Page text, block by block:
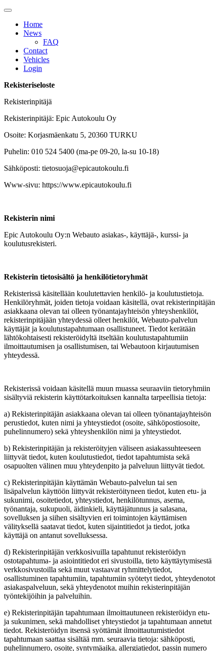
Home
News
FAQ
Contact
Vehicles
Login
Rekisteriseloste
Rekisterinpitäjä
Rekisterinpitäjä: Epic Autokoulu Oy
Osoite: Korjasmäenkatu 5, 20360 TURKU
Puhelin: 010 524 5400 (ma-pe 09-20, la-su 10-18)
Sähköposti: tietosuoja@epicautokoulu.fi
Www-sivu: https://www.epicautokoulu.fi
Rekisterin nimi
Epic Autokoulu Oy:n Webauto asiakas-, käyttäjä-, kurssi- ja
koulutusrekisteri.
Rekisterin tietosisältö ja henkilötietoryhmät
Rekisterissä käsitellään koulutettavien henkilö- ja koulutustietoja.
Henkilöryhmät, joiden tietoja voidaan käsitellä, ovat rekisterinpitäjän
asiakkaana olevan tai olleen työnantajayhteisön yhteyshenkilöt,
rekisterinpitäjään yhteydessä olleet henkilöt, Webauto-palvelun
käyttäjät ja koulutustapahtumaan osallistuneet. Tiedot kerätään
lähtökohtaisesti rekisteröidyltä itseltään koulutustapahtumiin
ilmoittautumisen ja osallistumisen, tai Webautoon kirjautumisen
yhteydessä.
Rekisterissä voidaan käsitellä muun muassa seuraaviin tietoryhmiin
sisältyviä rekisterin käyttötarkoituksen kannalta tarpeellisia tietoja:
a) Rekisterinpitäjän asiakkaana olevan tai olleen työnantajayhteisön
perustiedot, kuten nimi ja yhteystiedot (osoite, sähköpostiosoite,
puhelinnumero) sekä yhteyshenkilön nimi ja yhteystiedot.
b) Rekisterinpitäjän ja rekisteröityjen väliseen asiakassuhteeseen
liittyvät tiedot, kuten koulutustiedot, tiedot tapahtumista sekä
osapuolten välinen muu yhteydenpito ja palveluun liittyvät tiedot.
c) Rekisterinpitäjän käyttämän Webauto-palvelun tai sen
lisäpalvelun käyttöön liittyvät rekisteröityneen tiedot, kuten etu- ja
sukunimi, osoitetiedot, yhteystiedot, henkilötunnus, asema,
työnantaja, sukupuoli, äidinkieli, käyttäjätunnus ja salasana,
sovelluksen ja siihen sisältyvien eri toimintojen käyttämisen
välityksellä saatavat tiedot, kuten sijaintitiedot ja tiedot, jotka
käyttäjä on antanut sovelluksessa.
d) Rekisterinpitäjän verkkosivuilla tapahtunut rekisteröidyn
ostotapahtuma- ja asiointitiedot eri sivustoilla, tieto käyttäytymisestä
verkkosivustoilla sekä muut vastaavat ryhmittelytiedot,
osallistuminen tapahtumiin, tapahtumiin syötetyt tiedot, yhteydenotot
asiakaspalveluun, sekä yhteydenotot muihin rekisterinpitäjän
työntekijöihin ja palveluihin.
e) Rekisterinpitäjän tapahtumaan ilmoittautuneen rekisteröidyn etu-
ja sukunimen, sekä mahdolliset yhteystiedot ja tapahtumaan annetut
tiedot. Rekisteröidyn itsensä syöttämät ilmoittautumistiedot
tapahtumaan saattaa sisältää mm. seuraavia tietoja: sähköposti,
puhelinnumero, osoite, syntymäaika, allergiatiedot, passin numero